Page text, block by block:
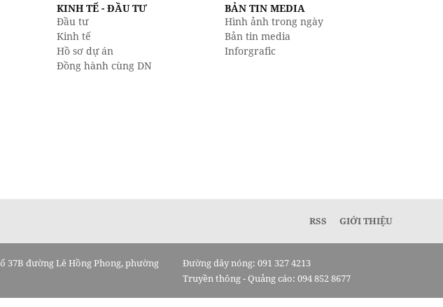
KINH TẾ - ĐẦU TƯ
Đầu tư
Kinh tế
Hồ sơ dự án
Đồng hành cùng DN
BẢN TIN MEDIA
Hình ảnh trong ngày
Bản tin media
Inforgrafic
RSS GIỚI THIỆU
Đường dây nóng: 091 327 4213
Truyền thông - Quảng cáo: 094 852 8677
37B đường Lê Hồng Phong, phường